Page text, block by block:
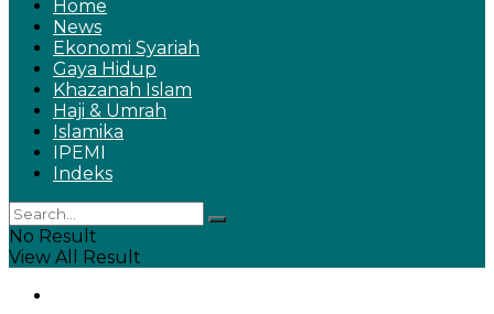
Home
News
Ekonomi Syariah
Gaya Hidup
Khazanah Islam
Haji & Umrah
Islamika
IPEMI
Indeks
No Result
View All Result